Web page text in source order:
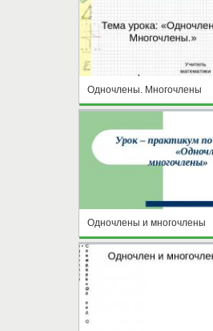
Одночлены. Многочлены
Одночлены и многочлены